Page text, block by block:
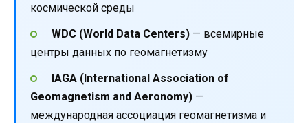
космической среды
WDC (World Data Centers)— всемирные
центры данных по геомагнетизму
IAGA (International Association of
Geomagnetism and Aeronomy) —
международная ассоциация геомагнетизма и